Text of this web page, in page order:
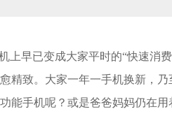
上早已变成大家平时的“快速消
精致。大家一年一手机换新，乃
能手机呢？或是爸爸妈妈仍在